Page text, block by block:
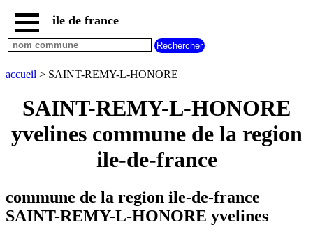
accueil
paris
communes
communes
hauts
de
seine
marne
communes
ile de france
accueil > SAINT-REMY-L-HONORE
SAINT-REMY-L-HONORE
yvelines commune de la region
ile-de-france
commune de la region ile-de-france
SAINT-REMY-L-HONORE yvelines